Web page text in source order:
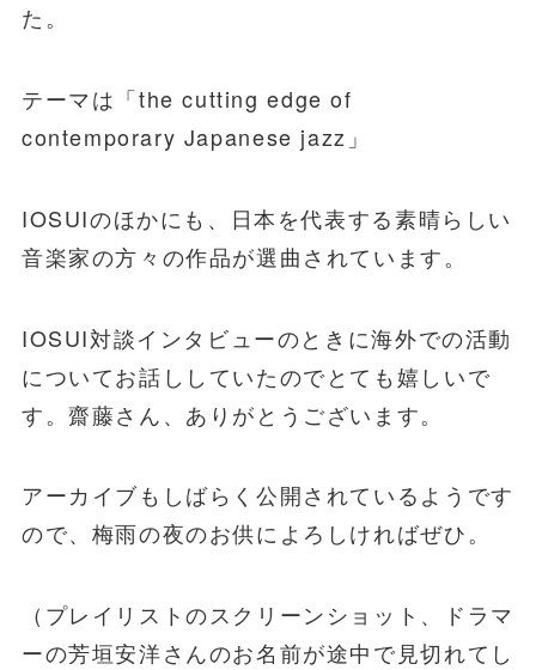
た。
テーマは「the cutting edge of
contemporary Japanese jazz」
IOSUIのほかにも、日本を代表する素晴らしい
音楽家の方々の作品が選曲されています。
IOSUI対談インタビューのときに海外での活動
についてお話ししていたのでとても嬉しいで
す。齋藤さん、ありがとうございます。
アーカイブもしばらく公開されているようです
ので、梅雨の夜のお供によろしければぜひ。
（プレイリストのスクリーンショット、ドラマ
ーの芳垣安洋さんのお名前が途中で見切れてし